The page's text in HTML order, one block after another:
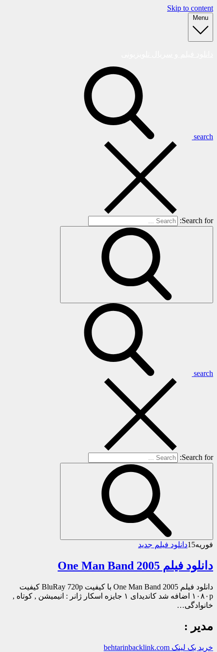
Skip to content
Menu
search
Search for:
search
Search for:
فوریه15دانلود فیلم جدید
دانلود فیلم One Man Band 2005
دانلود فیلم One Man Band 2005 با کیفیت BluRay 720p کیفیت
۱۰۸۰p اضافه شد کاندیدای ۱ جایزه اسکار ژانر : انیمیشن , کوتاه ,
خانوادگی…
مدیر :
خرید بک لینک behtarinbacklink.com